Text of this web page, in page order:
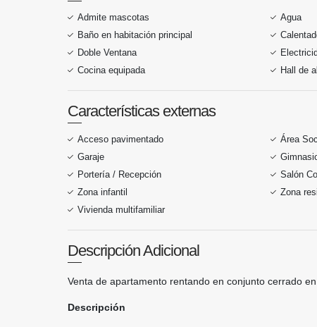
Admite mascotas Agua
Baño en habitación principal
Doble Ventana
Cocina equipada
Hall de
Características externas
Acceso pavimentado Área
Garaje
Portería / Recepción
Salón
Zona infantil
Zona
Vivienda multifamiliar
Descripción Adicional
Venta de apartamento rentando en conjunto cerrado
Descripción